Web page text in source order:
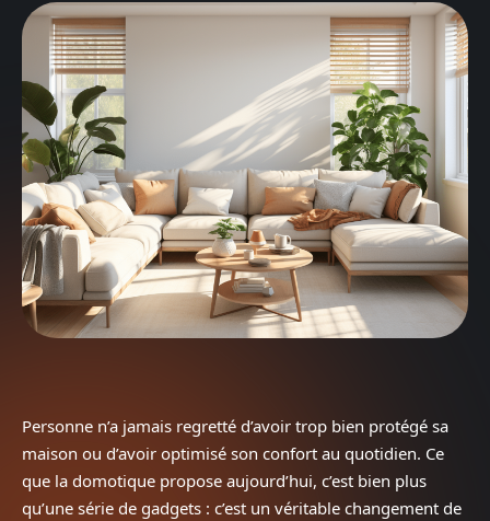
Personne n’a jamais regretté d’avoir trop bien protégé sa
maison ou d’avoir optimisé son confort au quotidien. Ce
que la domotique propose aujourd’hui, c’est bien plus
qu’une série de gadgets : c’est un véritable changement de